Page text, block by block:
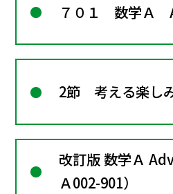
７０１ 数学Ａ
2節 考える楽し
改訂版 数学Ａ
Ａ002-901）